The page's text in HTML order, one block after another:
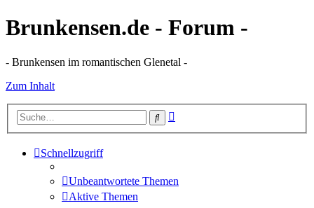
Brunkensen.de - Forum -
- Brunkensen im romantischen Glenetal -
Zum Inhalt
Suche
Schnellzugriff
Unbeantwortete Themen
Aktive Themen